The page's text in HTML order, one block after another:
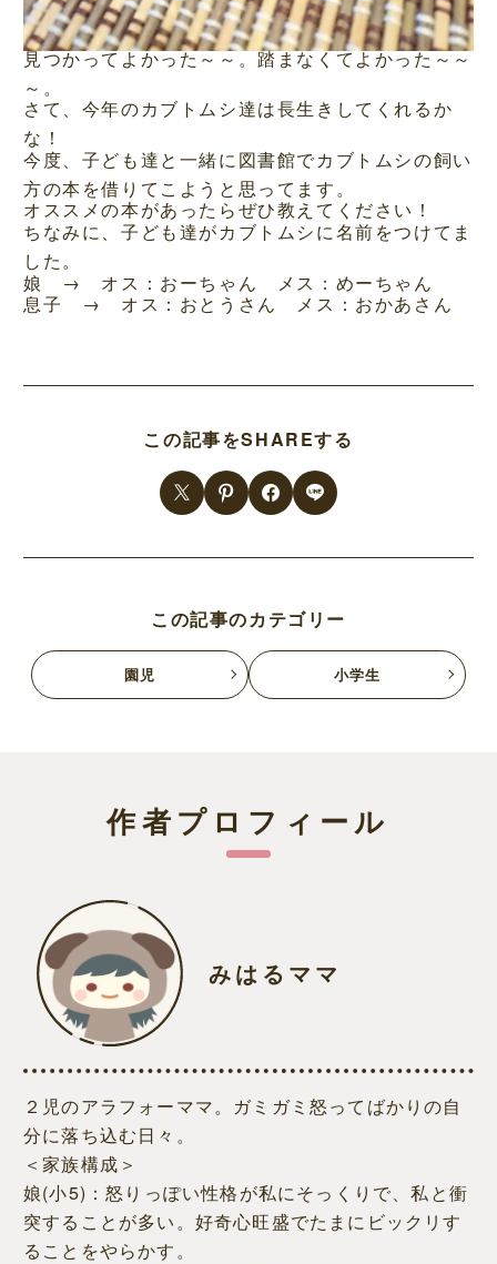
見つかってよかった～～。踏まなくてよかった～～
～。
さて、今年のカブトムシ達は長生きしてくれるか
な！
今度、子ども達と一緒に図書館でカブトムシの飼い
方の本を借りてこようと思ってます。
オススメの本があったらぜひ教えてください！
ちなみに、子ども達がカブトムシに名前をつけてま
した。
娘 → オス：おーちゃん メス：めーちゃん
息子 → オス：おとうさん メス：おかあさん
この記事をSHAREする
この記事のカテゴリー
園児 小学生
作者プロフィール
みはるママ
２児のアラフォーママ。ガミガミ怒ってばかりの自
分に落ち込む日々。
＜家族構成＞
娘(小5)：怒りっぽい性格が私にそっくりで、私と衝
突することが多い。好奇心旺盛でたまにビックリす
ることをやらかす。